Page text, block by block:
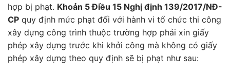
hợp bị phạt. Khoản 5 Điều 15 Nghị định 139/2017/NĐ-
CP quy định mức phạt đối với hành vi tổ chức thi công
xây dựng công trình thuộc trường hợp phải xin giấy
phép xây dựng trước khi khởi công mà không có giấy
phép xây dựng theo quy định sẽ bị phạt như sau: